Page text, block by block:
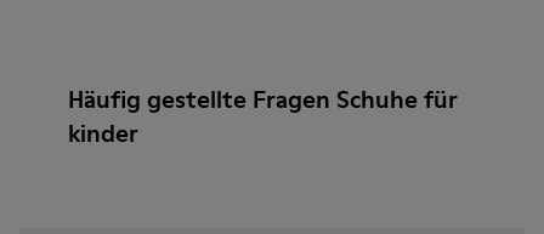
Häufig gestellte Fragen Schuhe für
kinder